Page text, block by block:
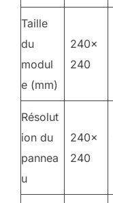
Taille
du
modul
e (mm)
240×
240
Résolut
ion du
pannea
u
240×
240